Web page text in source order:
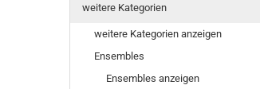
weitere Kategorien
weitere Kategorien anzeigen
Ensembles
Ensembles anzeigen